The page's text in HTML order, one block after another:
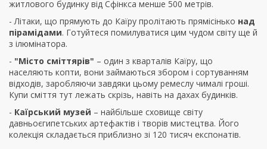
житлового будинку від Сфінкса менше 500 метрів.
- Літаки, що прямують до Каїру пролітають прямісінько над
пірамідами. Готуйтеся помилуватися цим чудом світу ще й
з ілюмінатора.
- "Місто сміттярів" – один з кварталів Каїру, що
населяють копти, вони займаються збором і сортуванням
відходів, заробляючи завдяки цьому ремеслу чималі гроші.
Купи сміття тут лежать скрізь, навіть на дахах будинків.
- Каїрський музей – найбільше сховище світу
давньоєгипетських артефактів і творів мистецтва. Його
колекція складається приблизно зі 120 тисяч експонатів.